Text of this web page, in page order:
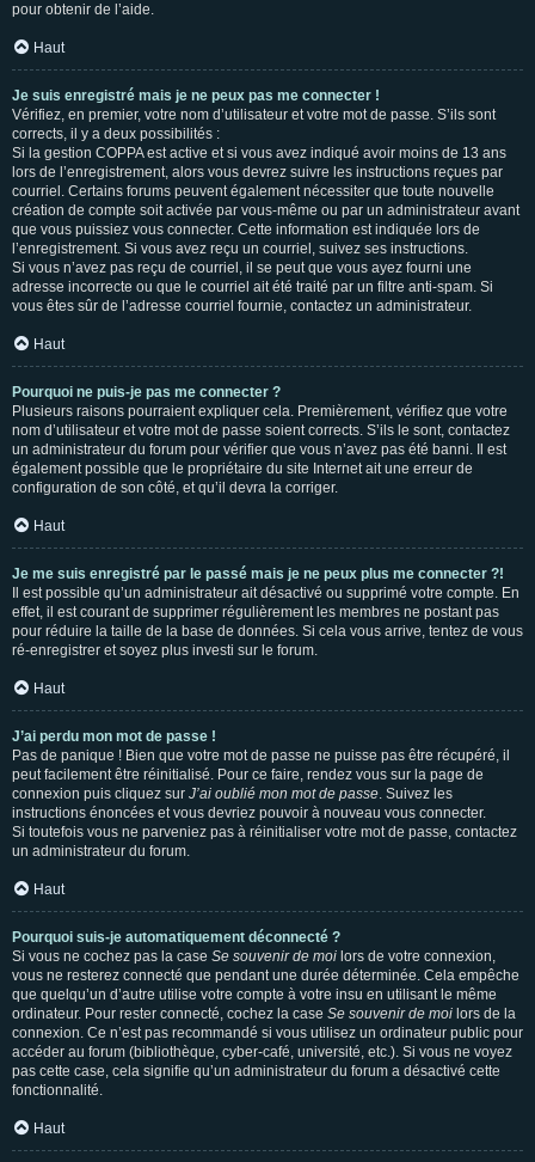
pour obtenir de l’aide.
Haut
Je suis enregistré mais je ne peux pas me connecter !
Vérifiez, en premier, votre nom d’utilisateur et votre mot de passe. S’ils sont
corrects, il y a deux possibilités :
Si la gestion COPPA est active et si vous avez indiqué avoir moins de 13 ans
lors de l’enregistrement, alors vous devrez suivre les instructions reçues par
courriel. Certains forums peuvent également nécessiter que toute nouvelle
création de compte soit activée par vous-même ou par un administrateur avant
que vous puissiez vous connecter. Cette information est indiquée lors de
l’enregistrement. Si vous avez reçu un courriel, suivez ses instructions.
Si vous n’avez pas reçu de courriel, il se peut que vous ayez fourni une
adresse incorrecte ou que le courriel ait été traité par un filtre anti-spam. Si
vous êtes sûr de l’adresse courriel fournie, contactez un administrateur.
Haut
Pourquoi ne puis-je pas me connecter ?
Plusieurs raisons pourraient expliquer cela. Premièrement, vérifiez que votre
nom d’utilisateur et votre mot de passe soient corrects. S’ils le sont, contactez
un administrateur du forum pour vérifier que vous n’avez pas été banni. Il est
également possible que le propriétaire du site Internet ait une erreur de
configuration de son côté, et qu’il devra la corriger.
Haut
Je me suis enregistré par le passé mais je ne peux plus me connecter ?!
Il est possible qu’un administrateur ait désactivé ou supprimé votre compte. En
effet, il est courant de supprimer régulièrement les membres ne postant pas
pour réduire la taille de la base de données. Si cela vous arrive, tentez de vous
ré-enregistrer et soyez plus investi sur le forum.
Haut
J’ai perdu mon mot de passe !
Pas de panique ! Bien que votre mot de passe ne puisse pas être récupéré, il
peut facilement être réinitialisé. Pour ce faire, rendez vous sur la page de
connexion puis cliquez sur J’ai oublié mon mot de passe. Suivez les
instructions énoncées et vous devriez pouvoir à nouveau vous connecter.
Si toutefois vous ne parveniez pas à réinitialiser votre mot de passe, contactez
un administrateur du forum.
Haut
Pourquoi suis-je automatiquement déconnecté ?
Si vous ne cochez pas la case Se souvenir de moi lors de votre connexion,
vous ne resterez connecté que pendant une durée déterminée. Cela empêche
que quelqu’un d’autre utilise votre compte à votre insu en utilisant le même
ordinateur. Pour rester connecté, cochez la case Se souvenir de moi lors de la
connexion. Ce n’est pas recommandé si vous utilisez un ordinateur public pour
accéder au forum (bibliothèque, cyber-café, université, etc.). Si vous ne voyez
pas cette case, cela signifie qu’un administrateur du forum a désactivé cette
fonctionnalité.
Haut